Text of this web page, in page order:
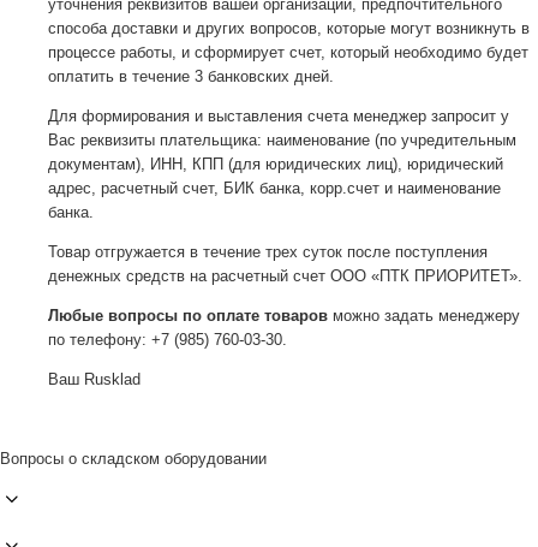
уточнения реквизитов вашей организации, предпочтительного
способа доставки и других вопросов, которые могут возникнуть в
процессе работы, и сформирует счет, который необходимо будет
оплатить в течение 3 банковских дней.
Для формирования и выставления счета менеджер запросит у
Вас реквизиты плательщика: наименование (по учредительным
документам), ИНН, КПП (для юридических лиц), юридический
адрес, расчетный счет, БИК банка, корр.счет и наименование
банка.
Товар отгружается в течение трех суток после поступления
денежных средств на расчетный счет ООО «ПТК ПРИОРИТЕТ».
Любые вопросы по оплате товаров можно задать менеджеру
по телефону: +7 (985) 760-03-30.
Ваш Rusklad
Вопросы о складском оборудовании